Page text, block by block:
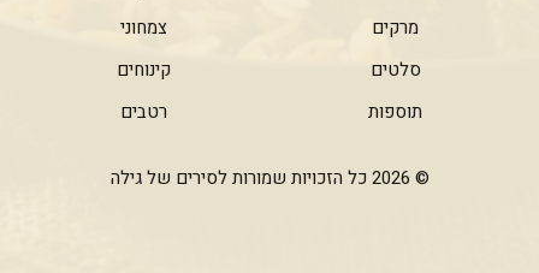
מרקים
סלטים
תוספות
צמחוני
קינוחים
רטבים
© 2026 כל הזכויות שמורות לסירים של גילה